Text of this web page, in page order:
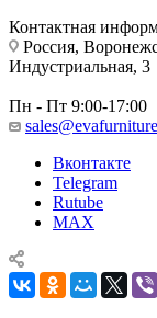
Контактная
Россия,
Индустриальная, 3
Пн - Пт 9:00-17:00
Вконтакте
Telegram
Rutube
MAX